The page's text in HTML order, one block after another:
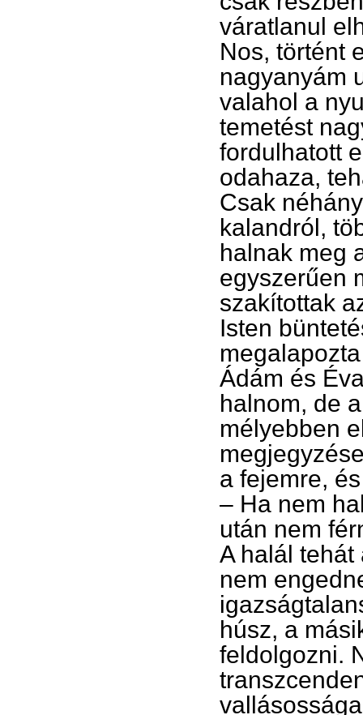
váratlanul
Nos, történt
nagyanyám
valahol a
temetést
fordulhatott
odahaza,
Csak
kalandról,
halnak meg
egyszerűen
szakítottak
Isten
Ádám és
halnom, de
mélyebben
a fejemre,
– Ha nem
után nem
A halál
nem
húsz, a
feldolgozni.